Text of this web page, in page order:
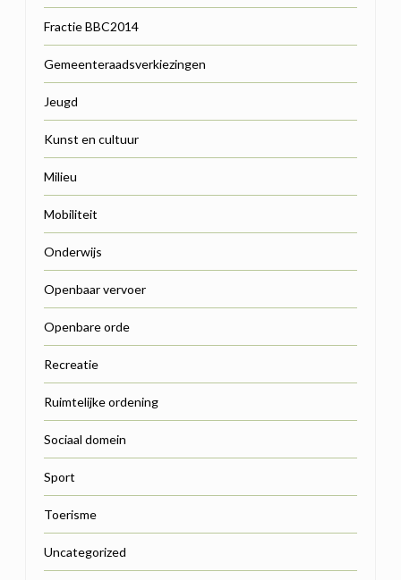
Fractie BBC2014
Gemeenteraadsverkiezingen
Jeugd
Kunst en cultuur
Milieu
Mobiliteit
Onderwijs
Openbaar vervoer
Openbare orde
Recreatie
Ruimtelijke ordening
Sociaal domein
Sport
Toerisme
Uncategorized